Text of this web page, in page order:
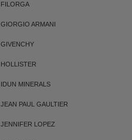
FILORGA
GIORGIO ARMANI
GIVENCHY
HOLLISTER
IDUN MINERALS
JEAN PAUL GAULTIER
JENNIFER LOPEZ